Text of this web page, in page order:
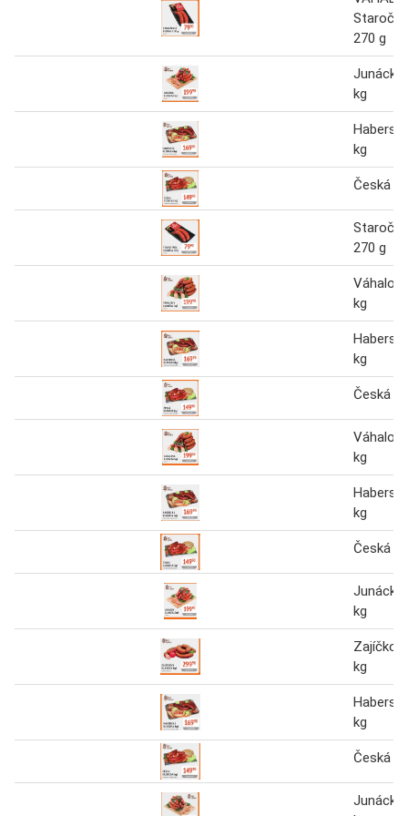
270 g
Junácká
kg
kg
Česká
270 g
kg
kg
Česká
kg
kg
Česká
Junácká
kg
kg
kg
Česká
Junácká